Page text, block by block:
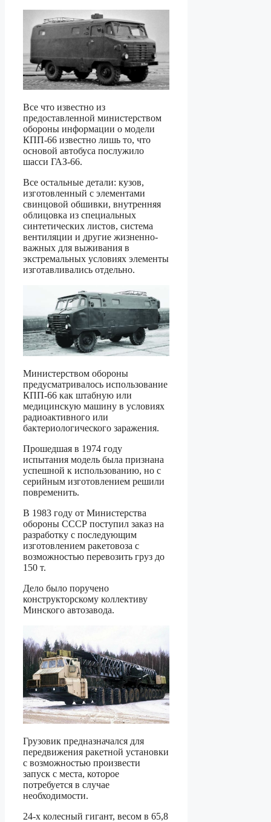
Все что известно из
предоставленной министерством
обороны информации о модели
КПП-66 известно лишь то, что
основой автобуса послужило
шасси ГАЗ-66.
Все остальные детали: кузов,
изготовленный с элементами
свинцовой обшивки, внутренняя
облицовка из специальных
синтетических листов, система
вентиляции и другие жизненно-
важных для выживания в
экстремальных условиях элементы
изготавливались отдельно.
Министерством обороны
предусматривалось использование
КПП-66 как штабную или
медицинскую машину в условиях
радиоактивного или
бактериологического заражения.
Прошедшая в 1974 году
испытания модель была признана
успешной к использованию, но с
серийным изготовлением решили
повременить.
В 1983 году от Министерства
обороны СССР поступил заказ на
разработку с последующим
изготовлением ракетовоза с
возможностью перевозить груз до
150 т.
Дело было поручено
конструкторскому коллективу
Минского автозавода.
Грузовик предназначался для
передвижения ракетной установки
с возможностью произвести
запуск с места, которое
потребуется в случае
необходимости.
24-х колесный гигант, весом в 65,8